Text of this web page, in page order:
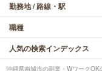
勤務地 / 路線・駅
職種
人気の検索インデックス
沖縄県南城市の副業・Wワーク